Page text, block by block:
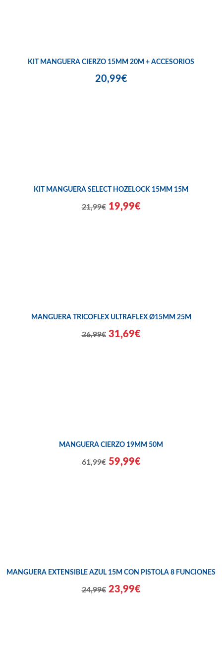
KIT MANGUERA CIERZO 15MM 20M + ACCESORIOS
20,99€
KIT MANGUERA SELECT HOZELOCK 15MM 15M
21,99€ 19,99€
MANGUERA TRICOFLEX ULTRAFLEX Ø15MM 25M
36,99€ 31,69€
MANGUERA CIERZO 19MM 50M
61,99€ 59,99€
MANGUERA EXTENSIBLE AZUL 15M CON PISTOLA 8 FUNCIONES
24,99€ 23,99€